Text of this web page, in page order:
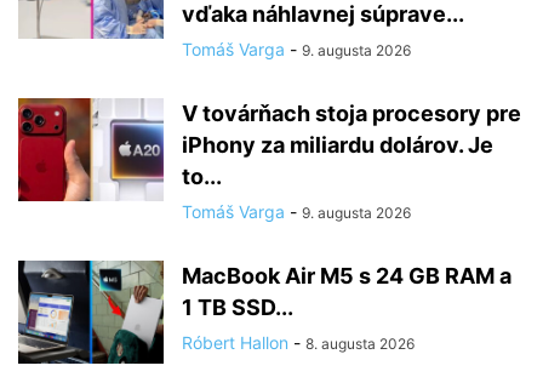
vďaka náhlavnej súprave...
Tomáš Varga - 9. augusta 2026
V továrňach stoja procesory pre
iPhony za miliardu dolárov. Je
to...
Tomáš Varga - 9. augusta 2026
MacBook Air M5 s 24 GB RAM a
1 TB SSD...
Róbert Hallon - 8. augusta 2026